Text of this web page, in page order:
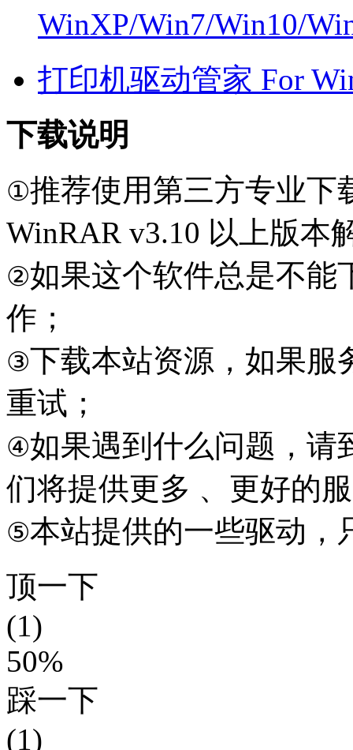
WinXP/Win7/Win10/
打印机驱动管家 For
下载说明
①推荐使用第三方专业下
WinRAR v3.10 以上版本
②如果这个软件总是不能
作；
③下载本站资源，如果服
重试；
④如果遇到什么问题，请
们将提供更多 、更好的
⑤本站提供的一些驱动，
顶一下
(1)
50%
踩一下
(1)